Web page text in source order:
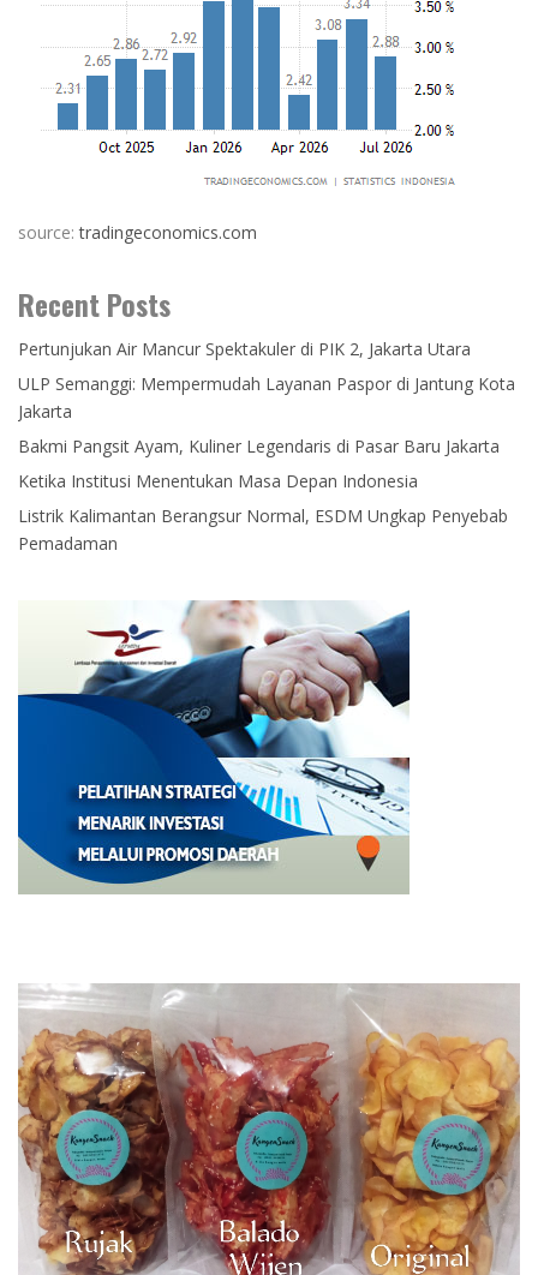
source:tradingeconomics.com
Recent Posts
Pertunjukan Air Mancur Spektakuler di PIK 2, Jakarta Utara
ULP Semanggi: Mempermudah Layanan Paspor di Jantung Kota
Jakarta
Bakmi Pangsit Ayam, Kuliner Legendaris di Pasar Baru Jakarta
Ketika Institusi Menentukan Masa Depan Indonesia
Listrik Kalimantan Berangsur Normal, ESDM Ungkap Penyebab
Pemadaman